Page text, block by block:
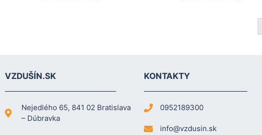
VZDUŠÍN.SK
Nejedlého 65, 841 02 Bratislava
– Dúbravka
KONTAKTY
0952189300
info@vzdusin.sk